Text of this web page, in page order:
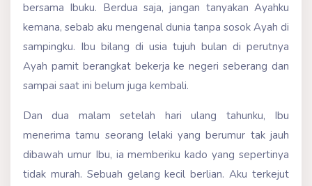
bersama Ibuku. Berdua saja, jangan tanyakan Ayahku
kemana, sebab aku mengenal dunia tanpa sosok Ayah di
sampingku. Ibu bilang di usia tujuh bulan di perutnya
Ayah pamit berangkat bekerja ke negeri seberang dan
sampai saat ini belum juga kembali.
Dan dua malam setelah hari ulang tahunku, Ibu
menerima tamu seorang lelaki yang berumur tak jauh
dibawah umur Ibu, ia memberiku kado yang sepertinya
tidak murah. Sebuah gelang kecil berlian. Aku terkejut